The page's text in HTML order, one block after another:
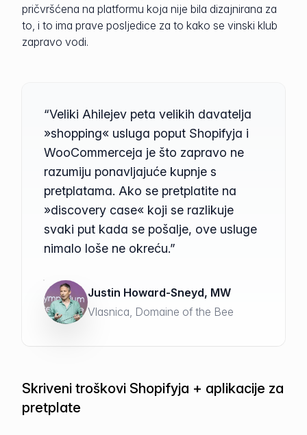
pričvršćena na platformu koja nije bila dizajnirana za
to, i to ima prave posljedice za to kako se vinski klub
zapravo vodi.
“Veliki Ahilejev peta velikih davatelja
»shopping« usluga poput Shopifyja i
WooCommerceja je što zapravo ne
razumiju ponavljajuće kupnje s
pretplatama. Ako se pretplatite na
»discovery case« koji se razlikuje
svaki put kada se pošalje, ove usluge
nimalo loše ne okreću.”
Justin Howard-Sneyd, MW
Vlasnica, Domaine of the Bee
Skriveni troškovi Shopifyja + aplikacije za
pretplate